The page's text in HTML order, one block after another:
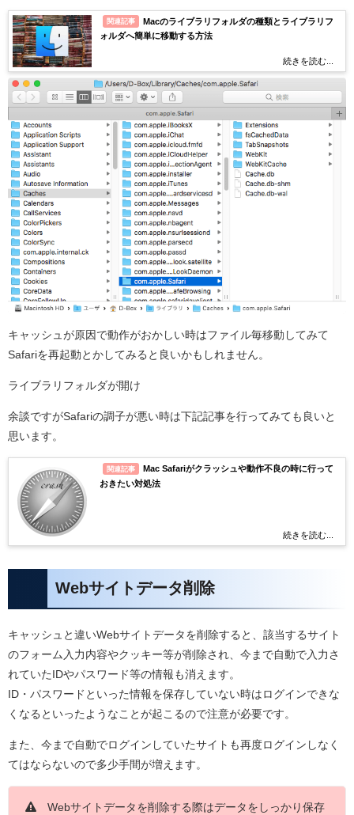
関連記事
Macのライブラリフォルダの種類とライブラリフ
ォルダへ簡単に移動する方法
続きを読む...
キャッシュが原因で動作がおかしい時はファイル毎移動してみて
Safariを再起動とかしてみると良いかもしれません。
ライブラリフォルダが開け
余談ですがSafariの調子が悪い時は下記記事を行ってみても良いと
思います。
関連記事
Mac Safariがクラッシュや動作不良の時に行って
おきたい対処法
続きを読む...
Webサイトデータ削除
キャッシュと違いWebサイトデータを削除すると、該当するサイト
のフォーム入力内容やクッキー等が削除され、今まで自動で入力さ
れていたIDやパスワード等の情報も消えます。
ID・パスワードといった情報を保存していない時はログインできな
くなるといったようなことが起こるので注意が必要です。
また、今まで自動でログインしていたサイトも再度ログインしなく
てはならないので多少手間が増えます。
Webサイトデータを削除する際はデータをしっかり保存